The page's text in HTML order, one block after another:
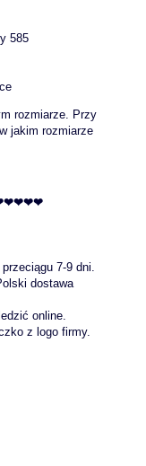
585
rozmiarze. Przy
jakim rozmiarze
7-9 dni.
dostawa
online.
z logo firmy.